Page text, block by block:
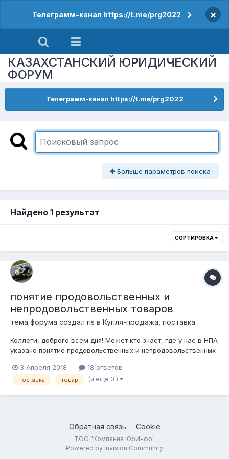
Телеграмм-канал https://t.me/prg2022 ×
КАЗАХСТАНСКИЙ ЮРИДИЧЕСКИЙ
ФОРУМ
Телеграмм-канал https://t.me/prg2022
Больше параметров поиска
Найдено 1 результат
СОРТИРОВКА
понятие продовольственных и
непродовольственных товаров
тема форума создал ris в Купля-продажа, поставка
Коллеги, доброго всем дня! Может кто знает, где у нас в НПА
указано понятие продовольственных и непродовольственных
3 Апреля 2018
18 ответов
поставка товар (и еще 3 )
Обратная связь Cookie
ТОО "Компания ЮрИнфо"
Powered by Invision Community